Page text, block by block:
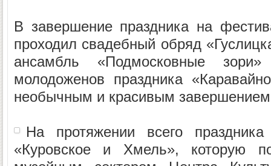
В завершение праздника на
проходил свадебный обряд
ансамбль «Подмосковные зори»
молодоженов праздника
необычным и красивым завершением
На протяжении всего
«Куровское и Хмель», которую